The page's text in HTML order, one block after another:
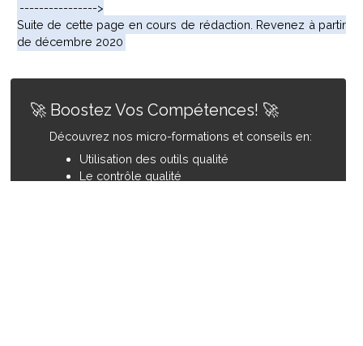
---------------->
Suite de cette page en cours de rédaction. Revenez à partir
de décembre 2020
🚀 Boostez Vos Compétences! 🚀
Découvrez nos micro-formations et conseils en:
Utilisation des outils qualité
Le contrôle qualité